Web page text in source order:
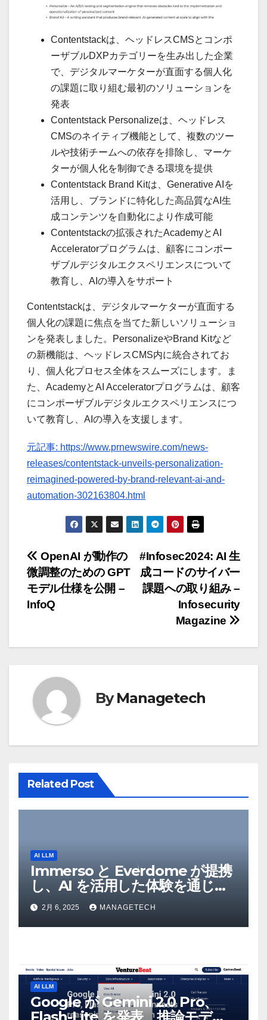
Contentstackは、ヘッドレスCMSとコンポ
ーザブルDXPカテゴリーを生み出した企業
で、デジタルマーケターが直面する個人化
の課題に取り組む最初のソリューションを
発表
Contentstack Personalizeは、ヘッドレス
CMSのネイティブ機能として、複数のツー
ルや技術チームへの依存を排除し、マーケ
ターが個人化を制御できる環境を提供
Contentstack Brand Kitは、Generative AIを
活用し、ブランドに特化した高品質なAI生
成コンテンツを自動化により作成可能
Contentstackの拡張されたAcademyとAI
Acceleratorプログラムは、顧客にコンポー
ザブルデジタルエクスペリエンスについて
教育し、AIの導入をサポート
Contentstackは、デジタルマーケターが直面する
個人化の課題に焦点を当てた新しいソリューショ
ンを発表しました。PersonalizeやBrand Kitなど
の新機能は、ヘッドレスCMS内に統合されてお
り、個人化プロセス全体をスムーズにします。ま
た、AcademyとAI Acceleratorプログラムは、顧客
にコンポーザブルデジタルエクスペリエンスにつ
いて教育し、AIの導入を支援します。
元記事: https://www.prnewswire.com/news-
releases/contentstack-unveils-personalization-
reimagined-powered-by-brand-relevant-ai-and-
automation-302163804.html
投
稿
ナ
ー
シ
#Infosec2024: AI 生
成コードのサイバー
課題への取り組み –
Infosecurity
Magazine
OpenAI が動作の
微調整のための GPT
モデル仕様を公開 –
InfoQ
ByManagetech
Related Post
AI LLM
Immerso と Everdome が提携
し、AI を活用した体験を通じて
メタバースのイノベーションを
推進 – Intelligent CIO APAC
2月 6, 2025 MANAGETECH
AI LLM
Google が Gemini 2.0 Pro、
Flash-Lite を発表、推論モデル